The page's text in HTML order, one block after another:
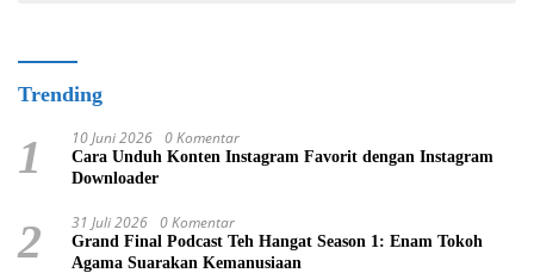
Trending
1 10 Juni 2026 0 Komentar
Cara Unduh Konten Instagram Favorit dengan Instagram
Downloader
2 31 Juli 2026 0 Komentar
Grand Final Podcast Teh Hangat Season 1: Enam Tokoh
Agama Suarakan Kemanusiaan